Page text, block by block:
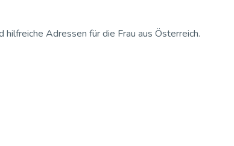
Adressen für die Frau aus Österreich.